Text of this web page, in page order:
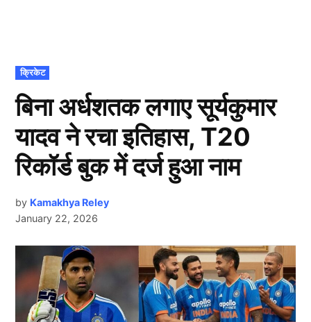
POSTED
IN
क्रिकेट
बिना अर्धशतक लगाए सूर्यकुमार
यादव ने रचा इतिहास, T20
रिकॉर्ड बुक में दर्ज हुआ नाम
by Kamakhya Reley
January 22, 2026